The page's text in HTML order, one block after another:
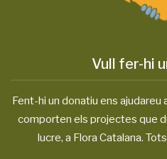
Vull fer-hi
Fent-hi un donatiu ens
comporten els projectes que
lucre, a Flora Catalana.